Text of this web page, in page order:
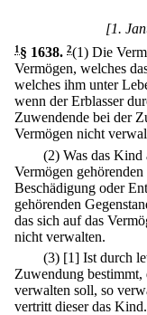
[1.
1§ 1638. 2(1) Die
Vermögen, welches
welches ihm unter
wenn der Erblasser
Zuwendende bei der
Vermögen nicht
(2) Was das Kind
Vermögen
Beschädigung oder
gehörenden
das sich auf das
nicht verwalten.
(3) [1] Ist durch
Zuwendung
verwalten soll, so
vertritt dieser das Kind.